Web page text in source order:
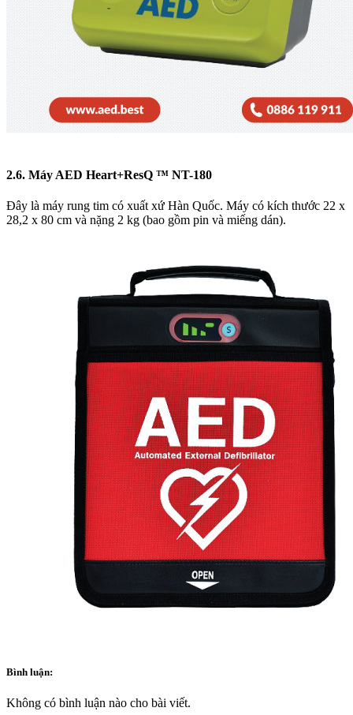
2.6. Máy AED Heart+ResQ ™ NT-180
Đây là máy rung tim có xuất xứ Hàn Quốc. Máy có kích thước 22 x
28,2 x 80 cm và nặng 2 kg (bao gồm pin và miếng dán).
Bình luận:
Không có bình luận nào cho bài viết.